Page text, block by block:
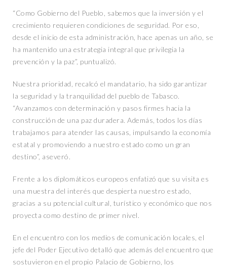
“Como Gobierno del Pueblo, sabemos que la inversión y el
crecimiento requieren condiciones de seguridad. Por eso,
desde el inicio de esta administración, hace apenas un año, se
ha mantenido una estrategia integral que privilegia la
prevención y la paz”, puntualizó.
Nuestra prioridad, recalcó el mandatario, ha sido garantizar
la seguridad y la tranquilidad del pueblo de Tabasco.
“Avanzamos con determinación y pasos firmes hacia la
construcción de una paz duradera. Además, todos los días
trabajamos para atender las causas, impulsando la economía
estatal y promoviendo a nuestro estado como un gran
destino”, aseveró.
Frente a los diplomáticos europeos enfatizó que su visita es
una muestra del interés que despierta nuestro estado,
gracias a su potencial cultural, turístico y económico que nos
proyecta como destino de primer nivel.
En el encuentro con los medios de comunicación locales, el
jefe del Poder Ejecutivo detalló que además del encuentro que
sostuvieron en el propio Palacio de Gobierno, los